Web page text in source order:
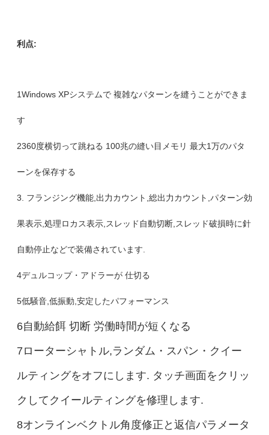
利点:
1Windows XPシステムで 複雑なパターンを縫うことができま
す
2360度横切って跳ねる 100兆の縫い目メモリ 最大1万のパタ
ーンを保存する
3. フランジング機能,出力カウント,総出力カウント,パターン効
果表示,処理ロカス表示,スレッド自動切断,スレッド破損時に針
自動停止などで装備されています.
4デュルコップ・アドラーが 仕切る
5低騒音,低振動,安定したパフォーマンス
6自動給餌 切断 労働時間が短くなる
7ローターシャトル,ランダム・スパン・クイー
ルティングをオフにします. タッチ画面をクリッ
クしてクイールティングを修理します.
8オンラインベクトル角度修正と返信パラメータ